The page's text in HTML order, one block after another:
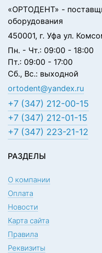
«ОРТОДЕНТ» -
оборудования
450001, г. Уфа ул.
Пн. - Чт.: 09:00 - 18:00
Пт.: 09:00 - 17:00
Сб., Вс.: выходной
ortodent@yandex.ru
+7 (347) 212-00-15
+7 (347) 212-01-15
+7 (347) 223-21-12
РАЗДЕЛЫ
О компании
Оплата
Новости
Карта сайта
Правила
Реквизиты